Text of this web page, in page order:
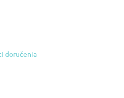
doručenia